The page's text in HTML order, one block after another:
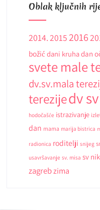
Oblak ključnih
2014.20152016
božić dani kruhadan
svete male
dv.sv.mala
terezijedv
hodočašće istrazivanje
dan mama marija bistrica
radionica roditelji snijeg
usavršavanje sv. misa sv
zagrebzima